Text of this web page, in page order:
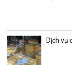
Dịch vụ